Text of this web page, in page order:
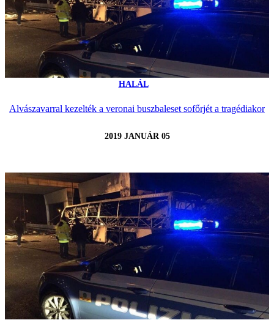
HALÁL
Alvászavarral kezelték a veronai buszbaleset sofőrjét a tragédiakor
2019 JANUÁR 05